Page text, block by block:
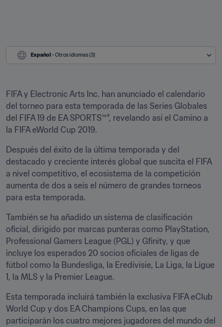
Español - Otros idiomas (3)
FIFA y Electronic Arts Inc. han anunciado el calendario
del torneo para esta temporada de las Series Globales
del FIFA 19 de EA SPORTS™*, revelando así el Camino a
la FIFA eWorld Cup 2019.
Después del éxito de la última temporada y del
destacado y creciente interés global que suscita el FIFA
a nivel competitivo, el ecosistema de la competición
aumenta de dos a seis el número de grandes torneos
para esta temporada.
También se ha añadido un sistema de clasificación
oficial, dirigido por marcas punteras como PlayStation,
Professional Gamers League (PGL) y Gfinity, y que
incluye los esperados 20 socios oficiales de ligas de
fútbol como la Bundesliga, la Eredivisie, La Liga, la Ligue
1, la MLS y la Premier League.
Esta temporada incluirá también la exclusiva FIFA eClub
World Cup y dos EA Champions Cups, en las que
participarán los cuatro mejores jugadores del mundo del